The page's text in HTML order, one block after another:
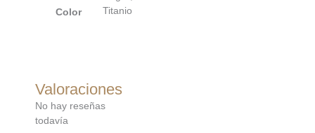
Color
Titanio
Valoraciones
No hay reseñas
todavía